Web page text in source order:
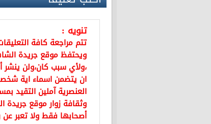
تنويه :
تتم مراجعة كافة
ويحتفظ موقع جريدة
،ولأي سبب كان،ولن ينشر
ان يتضمن اسماء اية
العنصرية آملين التقيد
وثقافة زوار موقع جريدة
أصحابها فقط ولا تعبر عن